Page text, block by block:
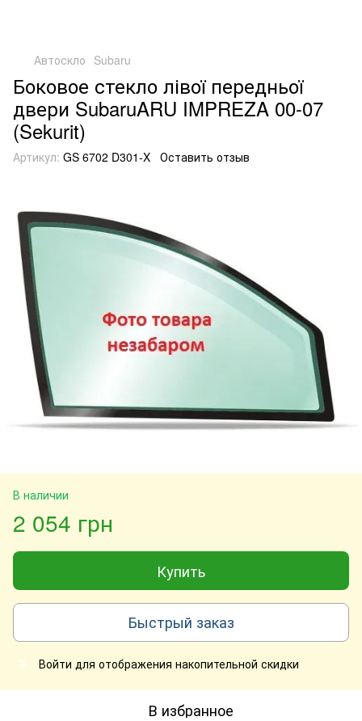
Автоскло Subaru
Боковое стекло лівої передньої
двери SubaruARU IMPREZA 00-07
(Sekurit)
Артикул: GS 6702 D301-X Оставить отзыв
В наличии
2 054 грн
Купить
Быстрый заказ
% Войти для отображения накопительной скидки
В избранное